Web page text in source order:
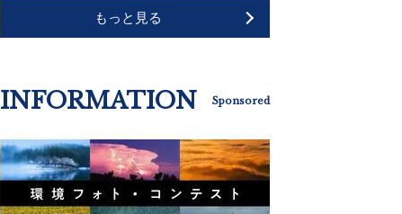
もっと見る
INFORMATION Sponsored